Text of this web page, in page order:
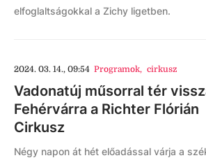
elfoglaltságokkal a Zichy ligetben.
2024. 03. 14., 09:54 Programok, cirkusz
Vadonatúj műsorral tér
Fehérvárra a Richter Flórián
Cirkusz
Négy napon át hét előadással várja a